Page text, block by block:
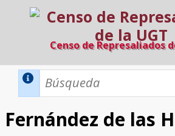
Censo de Represaliados
Inicio
Fernández de las